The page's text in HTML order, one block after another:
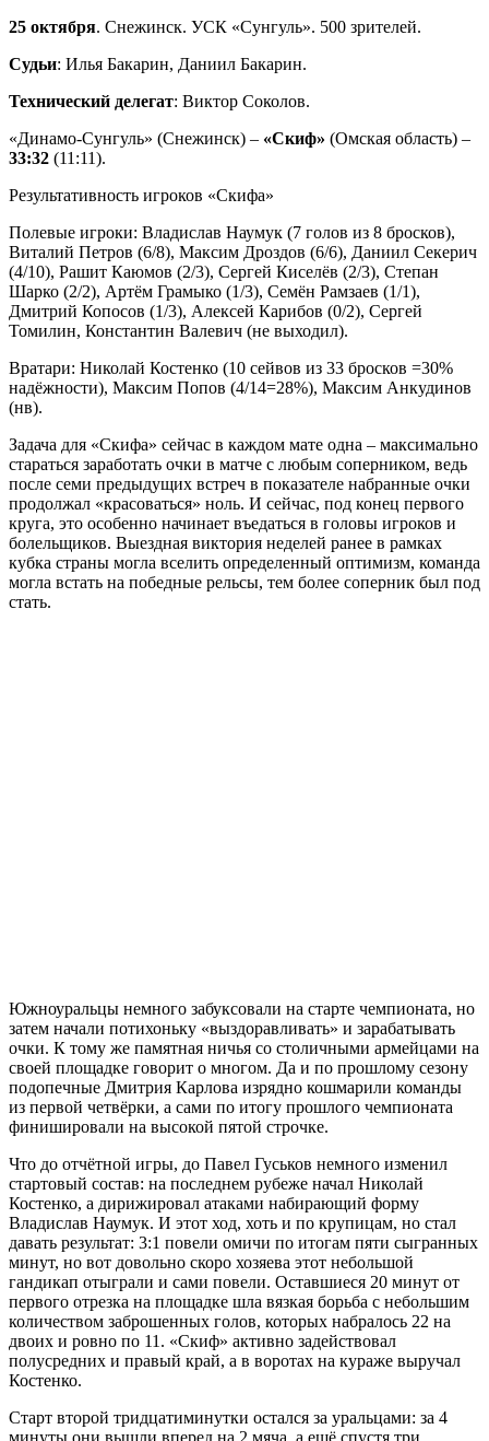
25 октября. Снежинск. УСК «Сунгуль». 500 зрителей.
Судьи: Илья Бакарин, Даниил Бакарин.
Технический делегат: Виктор Соколов.
«Динамо-Сунгуль» (Снежинск) – «Скиф» (Омская область) –
33:32 (11:11).
Результативность игроков «Скифа»
Полевые игроки: Владислав Наумук (7 голов из 8 бросков),
Виталий Петров (6/8), Максим Дроздов (6/6), Даниил Секерич
(4/10), Рашит Каюмов (2/3), Сергей Киселёв (2/3), Степан
Шарко (2/2), Артём Грамыко (1/3), Семён Рамзаев (1/1),
Дмитрий Копосов (1/3), Алексей Карибов (0/2), Сергей
Томилин, Константин Валевич (не выходил).
Вратари: Николай Костенко (10 сейвов из 33 бросков =30%
надёжности), Максим Попов (4/14=28%), Максим Анкудинов
(нв).
Задача для «Скифа» сейчас в каждом мате одна – максимально
стараться заработать очки в матче с любым соперником, ведь
после семи предыдущих встреч в показателе набранные очки
продолжал «красоваться» ноль. И сейчас, под конец первого
круга, это особенно начинает въедаться в головы игроков и
болельщиков. Выездная виктория неделей ранее в рамках
кубка страны могла вселить определенный оптимизм, команда
могла встать на победные рельсы, тем более соперник был под
стать.
Южноуральцы немного забуксовали на старте чемпионата, но
затем начали потихоньку «выздоравливать» и зарабатывать
очки. К тому же памятная ничья со столичными армейцами на
своей площадке говорит о многом. Да и по прошлому сезону
подопечные Дмитрия Карлова изрядно кошмарили команды
из первой четвёрки, а сами по итогу прошлого чемпионата
финишировали на высокой пятой строчке.
Что до отчётной игры, до Павел Гуськов немного изменил
стартовый состав: на последнем рубеже начал Николай
Костенко, а дирижировал атаками набирающий форму
Владислав Наумук. И этот ход, хоть и по крупицам, но стал
давать результат: 3:1 повели омичи по итогам пяти сыгранных
минут, но вот довольно скоро хозяева этот небольшой
гандикап отыграли и сами повели. Оставшиеся 20 минут от
первого отрезка на площадке шла вязкая борьба с небольшим
количеством заброшенных голов, которых набралось 22 на
двоих и ровно по 11. «Скиф» активно задействовал
полусредних и правый край, а в воротах на кураже выручал
Костенко.
Старт второй тридцатиминутки остался за уральцами: за 4
минуты они вышли вперед на 2 мяча, а ещё спустя три